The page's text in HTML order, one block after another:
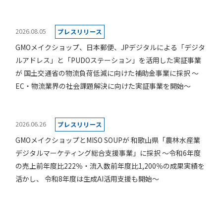
2026.08.05 プレスリリース
GMOメイクショップ、日本郵便、JPデジタルによる「デジタ
ルアドレス」と「PUDOステーション」を活用した実証事業
が 国土交通省の物流負荷低減に向けた補助金事業に採択 ～
EC・物流業界の社会課題解決に向けた実証事業を開始～
2026.06.26 プレスリリース
GMOメイクショップとMISO SOUPが 和歌山県「農林水産業
デジタルマーケティング総合支援事業」に採択 ～令和6年度
の売上前年度比222％・流入数前年度比1,200％の成果実績を
活かし、 令和8年度は生成AI活用支援も開始～